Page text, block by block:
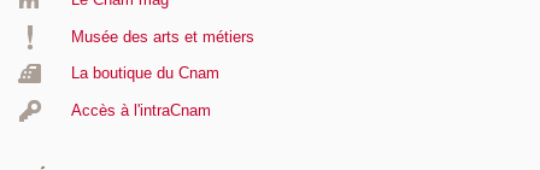
Musée des arts et métiers
La boutique du Cnam
Accès à l'intraCnam